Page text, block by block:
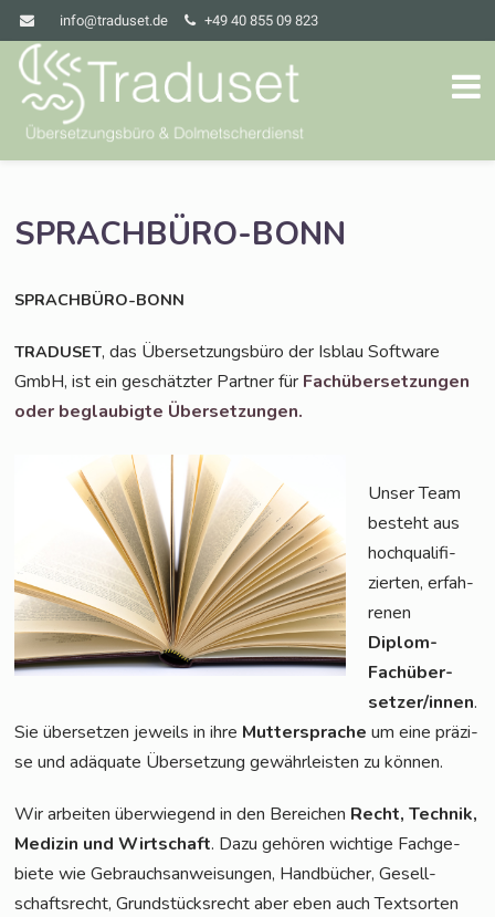
info@traduset.de +49 40 855 09 823
SPRACHBÜRO-BONN
SPRACHBÜRO-BONN
TRADUSET, das Über­set­zungs­bü­ro der Isblau Soft­ware
GmbH, ist ein geschätz­ter Part­ner für Fach­über­set­zun­gen
oder beglau­big­te Übersetzungen.
Unser Team
besteht aus
hoch­qua­li­fi­
zier­ten, erfah­
re­nen
Diplom-
Fach­über­
set­zer/in­nen.
Sie über­set­zen jeweils in ihre Mut­ter­spra­che um eine prä­zi­
se und adäqua­te Über­set­zung gewähr­leis­ten zu können.
Wir arbei­ten über­wie­gend in den Berei­chen Recht, Tech­nik,
Medi­zin und Wirt­schaft. Dazu gehö­ren wich­ti­ge Fach­ge­
bie­te wie Gebrauchs­an­wei­sun­gen, Hand­bü­cher, Gesell­
schafts­recht, Grund­stücks­recht aber eben auch Text­sor­ten